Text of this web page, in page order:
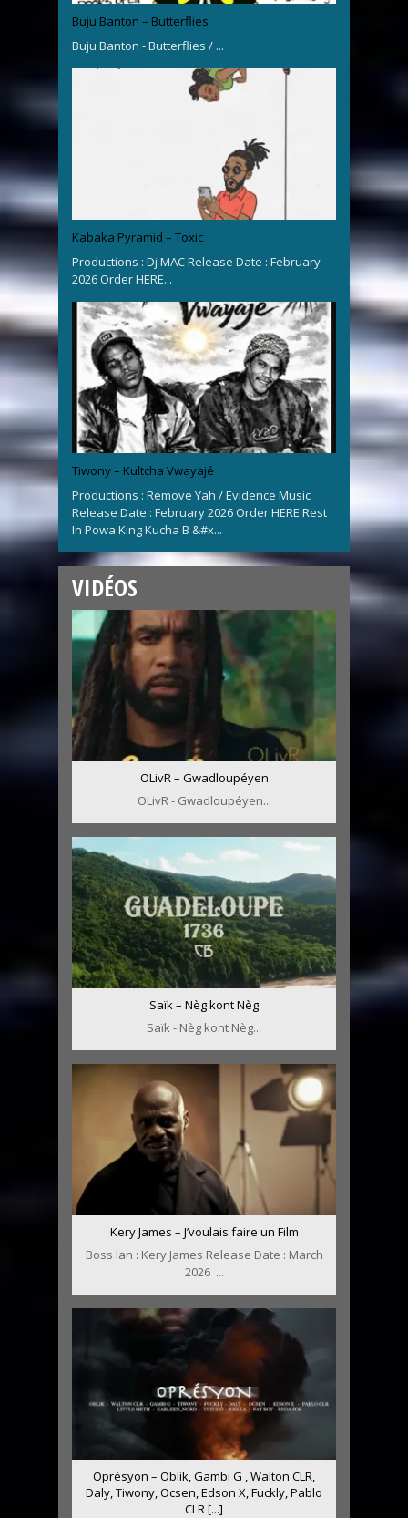
Buju Banton – Butterflies
Buju Banton - Butterflies / ...
Kabaka Pyramid – Toxic
Productions : Dj MAC Release Date : February
2026 Order HERE...
Tiwony – Kultcha Vwayajé
Productions : Remove Yah / Evidence Music
Release Date : February 2026 Order HERE Rest
In Powa King Kucha B &#x...
VIDÉOS
OLivR – Gwadloupéyen
OLivR - Gwadloupéyen...
Saïk – Nèg kont Nèg
Saïk - Nèg kont Nèg...
Kery James – J’voulais faire un Film
Boss lan : Kery James Release Date : March
2026 ...
Oprésyon – Oblik, Gambi G , Walton CLR,
Daly, Tiwony, Ocsen, Edson X, Fuckly, Pablo
CLR [...]